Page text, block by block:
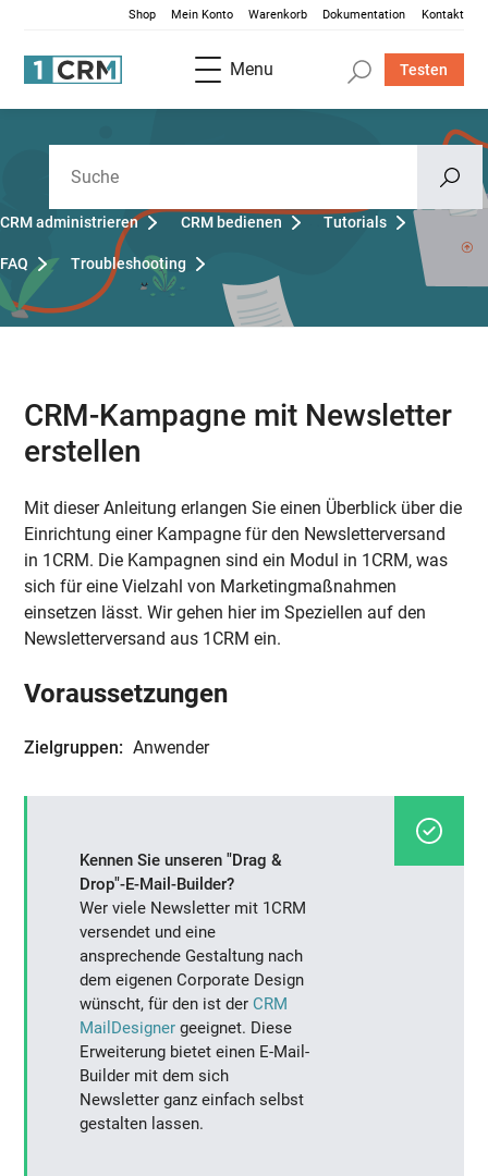
Shop Mein Konto Warenkorb Dokumentation Kontakt
Menu Testen
CRM administrieren CRM bedienen Tutorials
FAQ Troubleshooting
CRM-Kampagne mit Newsletter
erstellen
Mit dieser Anleitung erlangen Sie einen Überblick über die
Einrichtung einer Kampagne für den Newsletterversand
in 1CRM. Die Kampagnen sind ein Modul in 1CRM, was
sich für eine Vielzahl von Marketingmaßnahmen
einsetzen lässt. Wir gehen hier im Speziellen auf den
Newsletterversand aus 1CRM ein.
Voraussetzungen
Zielgruppen: Anwender
Kennen Sie unseren "Drag &
Drop"-E-Mail-Builder?
Wer viele Newsletter mit 1CRM
versendet und eine
ansprechende Gestaltung nach
dem eigenen Corporate Design
wünscht, für den ist der CRM
MailDesigner geeignet. Diese
Erweiterung bietet einen E-Mail-
Builder mit dem sich
Newsletter ganz einfach selbst
gestalten lassen.